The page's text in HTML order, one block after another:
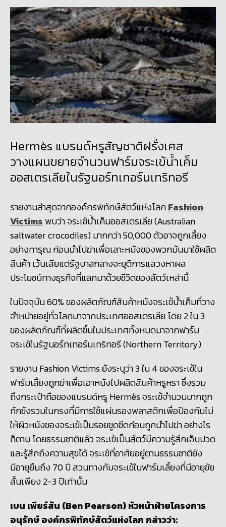
Hermès แบรนด์หรูสัญชาติฝรั่งเศส
วางแผนขยายจำนวนฟาร์มจระเข้น้ำเค็ม
ออสเตรเลียในรัฐนอร์ทเทอร์นเทริทอรี
รายงานล่าสุดจากองค์กรพิทักษ์สัตว์แห่งโลกFashion
Victims พบว่าจระเข้น้ำเค็มออสเตรเลีย (Australian
saltwater crocodiles) มากกว่า50,000 ตัวอาจถูกเลี้ยง
อย่างทารุณ ก่อนนำไปฆ่าเพื่อเลาะหนังของพวกมันมาใช้ผลิต
สินค้า เว้นเสียแต่รัฐบาลกลางจะยุติการแสวงหาผล
ประโยชน์ทางธุรกิจที่แลกมาด้วยชีวิตของสัตว์เหล่านี้
ในปัจจุบัน60% ของผลิตภัณฑ์สินค้าหนังจระเข้น้ำเค็มที่วาง
จำหน่ายอยู่ทั่วโลกมาจากประเทศออสเตรเลีย โดย 2 ใน 3
ของผลิตภัณฑ์ที่ผลิตขึ้นในประเทศทั้งหมดมาจากฟาร์ม
จระเข้ในรัฐนอร์ทเทอร์นเทริทอรี (Northern Territory)
รายงานFashion Victims ยังระบุว่า 3 ใน 4 ของจระเข้ใน
ฟาร์มเลี้ยงถูกฆ่าเพื่อเอาหนังไปผลิตสินค้าหรูหรา ซึ่งรวม
ถึงกระเป๋าถือของแบรนด์หรูHermèsจระเข้จำนวนมากถูก
กักขังรวมในกรงที่มีการใช้แผ่นรองพลาสติกเพื่อป้องกันไม่
ให้ผิวหนังของจระเข้เป็นรอยขูดขีดก่อนถูกนำไปฆ่าอย่างไร
ก็ตาม โดยธรรมชาติแล้ว จระเข้เป็นสัตว์มีความรู้สึกเจ็บปวด
และรู้สึกถึงความสุขได้ จระเข้ที่อาศัยอยู่ตามธรรมชาติยัง
มีอายุยืนถึง70 ปี สวนทางกับจระเข้ในฟาร์มเลี้ยงที่มีอายุขัย
สั้นเพียง 2-3 ปีเท่านั้น
เบน เพียร์สัน (Ben Pearson) หัวหน้าฝ่ายโครงการ
อนุรักษ์ องค์กรพิทักษ์สัตว์แห่งโลก กล่าวว่า: